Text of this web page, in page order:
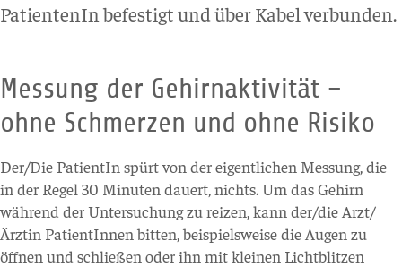
PatientenIn befestigt und über Kabel verbunden.
Messung der Gehirnaktivität –
ohne Schmerzen und ohne Risiko
Der/Die PatientIn spürt von der eigentlichen Messung, die
in der Regel 30 Minuten dauert, nichts. Um das Gehirn
während der Untersuchung zu reizen, kann der/die Arzt/
Ärztin PatientInnen bitten, beispielsweise die Augen zu
öffnen und schließen oder ihn mit kleinen Lichtblitzen